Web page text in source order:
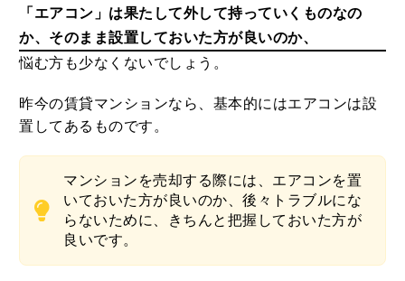
1
家や庭が広いメリット・デメリットと
固定資産税を減らすための活用方法
2020.10.01
2
MEホールディングスの評判！不動産売
「エアコン」は果たして外して持っていくものなの
か、そのまま設置しておいた方が良いのか、
悩む方も少なくないでしょう。
昨今の賃貸マンションなら、基本的にはエアコンは設
置してあるものです。
マンションを売却する際には、エアコンを置
いておいた方が良いのか、後々トラブルにな
らないために、きちんと把握しておいた方が
良いです。